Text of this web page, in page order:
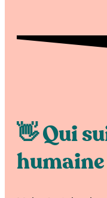
👋 Qui